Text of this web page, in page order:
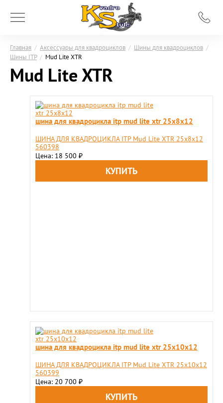
Главная / Аксессуары для квадроциклов / Шины для квадроциклов /
Шины ITP / Mud Lite XTR
Mud Lite XTR
шина для квадроцикла itp mud lite xtr 25х8х12
ШИНА ДЛЯ КВАДРОЦИКЛА ITP Mud Lite XTR 25х8х12
560398
Цена: 18 500 ₽
шина для квадроцикла itp mud lite xtr 25х10х12
ШИНА ДЛЯ КВАДРОЦИКЛА ITP Mud Lite XTR 25х10х12
560399
Цена: 20 700 ₽